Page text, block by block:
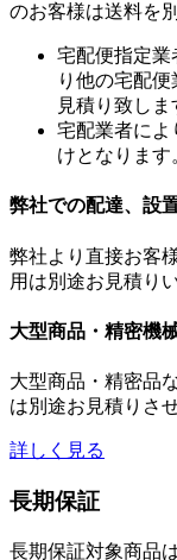
のお客様は送料を
宅配便指定業
り他の宅配
見積り致しま
宅配業者によ
けとなります
弊社での配達、設
弊社より直接お客
用は別途お見積り
大型商品・精密機
大型商品・精密品
は別途お見積りさ
詳しく見る
長期保証
長期保証対象商品